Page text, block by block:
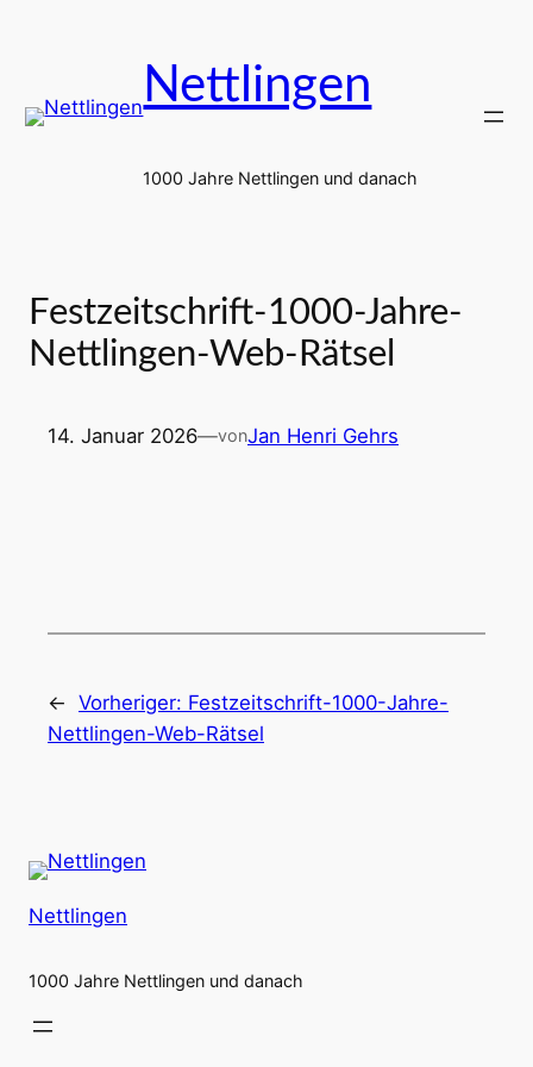
Nettlingen
1000 Jahre Nettlingen und danach
Festzeitschrift-1000-Jahre-
Nettlingen-Web-Rätsel
14. Januar 2026—vonJan Henri Gehrs
← Vorheriger: Festzeitschrift-1000-Jahre-
Nettlingen-Web-Rätsel
Nettlingen
1000 Jahre Nettlingen und danach